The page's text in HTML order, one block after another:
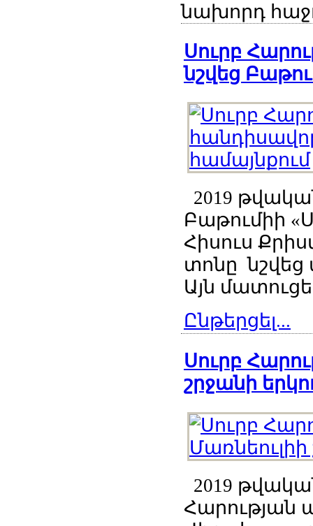
նախորդ
Սուրբ
նշվեց
2019
Բաթումիի
Հիսուս
տոնը
Այն
Ընթերցել...
Սուրբ
շրջանի
2019
Հարության